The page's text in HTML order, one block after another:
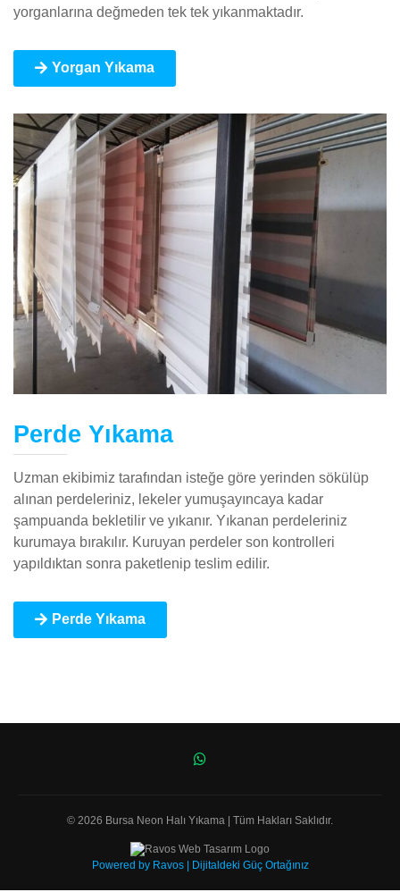
yorganlarına değmeden tek tek yıkanmaktadır.
Yorgan Yıkama
Perde Yıkama
Uzman ekibimiz tarafından isteğe göre yerinden sökülüp
alınan perdeleriniz, lekeler yumuşayıncaya kadar
şampuanda bekletilir ve yıkanır. Yıkanan perdeleriniz
kurumaya bırakılır. Kuruyan perdeler son kontrolleri
yapıldıktan sonra paketlenip teslim edilir.
Perde Yıkama
© 2026 Bursa Neon Halı Yıkama | Tüm Hakları Saklıdır.
Powered by Ravos | Dijitaldeki Güç Ortağınız